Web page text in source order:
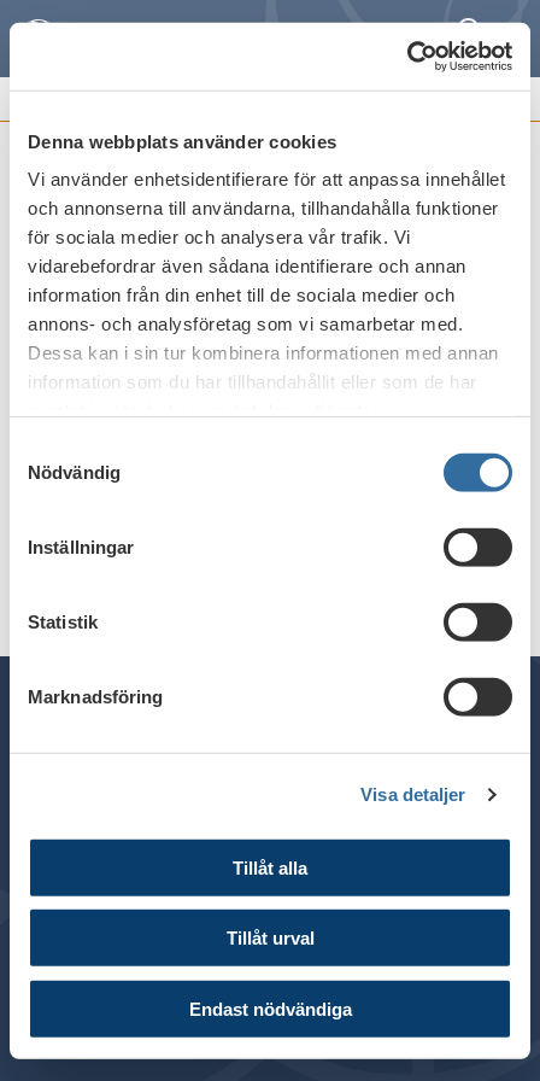
Denna webbplats använder cookies
Vi använder enhetsidentifierare för att anpassa innehållet
och annonserna till användarna, tillhandahålla funktioner
för sociala medier och analysera vår trafik. Vi
vidarebefordrar även sådana identifierare och annan
information från din enhet till de sociala medier och
annons- och analysföretag som vi samarbetar med.
Dessa kan i sin tur kombinera informationen med annan
information som du har tillhandahållit eller som de har
Nödvändig
Inställningar
Statistik
Marknadsföring
Visa detaljer
Tillåt alla
Tillåt urval
Endast nödvändiga
SökMeny
FRAMSTÄLLNINGAR
Europeiska kommissionens förslag till
direktiv om harmonisering av vissa
delar av insolvensrätten
Publicerat den15 mars 2023
Postadress: Box 7603, 103 94 Stockholm
Besöksadress: Blasieholmsgatan 4B
© 2024 Svenska Bankföreningen
Om webbplatsen